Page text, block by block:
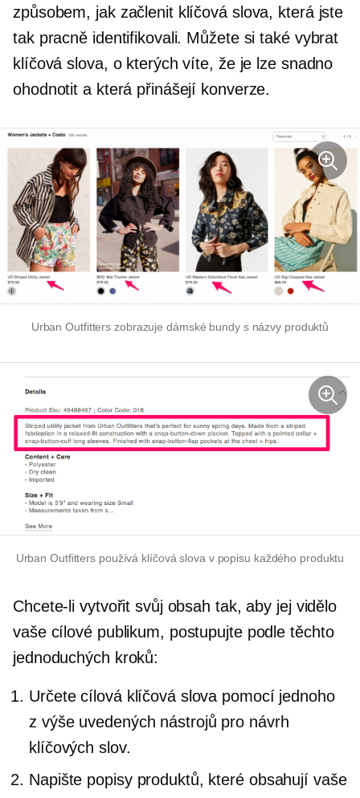
způsobem, jak začlenit klíčová slova, která jste
tak pracně identifikovali. Můžete si také vybrat
klíčová slova, o kterých víte, že je lze snadno
ohodnotit a která přinášejí konverze.
Urban Outfitters zobrazuje dámské bundy s názvy produktů
Urban Outfitters používá klíčová slova v popisu každého produktu
Chcete-li vytvořit svůj obsah tak, aby jej vidělo
vaše cílové publikum, postupujte podle těchto
jednoduchých kroků:
Určete cílová klíčová slova pomocí jednoho
z výše uvedených nástrojů pro návrh
klíčových slov.
Napište popisy produktů, které obsahují vaše